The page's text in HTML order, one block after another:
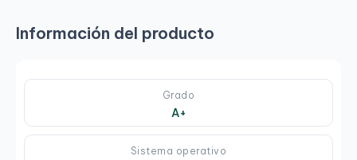
Información del producto
Grado
A+
Sistema operativo